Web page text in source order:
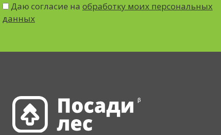
Даю согласие на обработку моих персональных
данных